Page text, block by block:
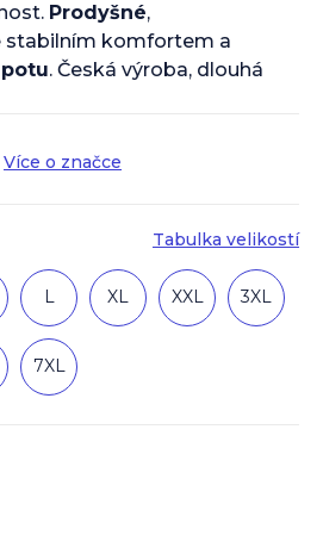
Tabulka velikostí
L XL XXL 3XL
7XL
Prodyšné,
stabilním komfortem a
. Česká výroba, dlouhá
Více o značce